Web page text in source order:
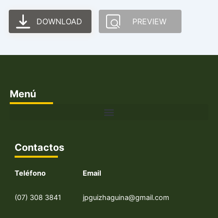
DOWNLOAD PREVIEW
Menú
Contactos
Teléfono
(07) 308 3841
Email
jpguizhaguina@gmail.com